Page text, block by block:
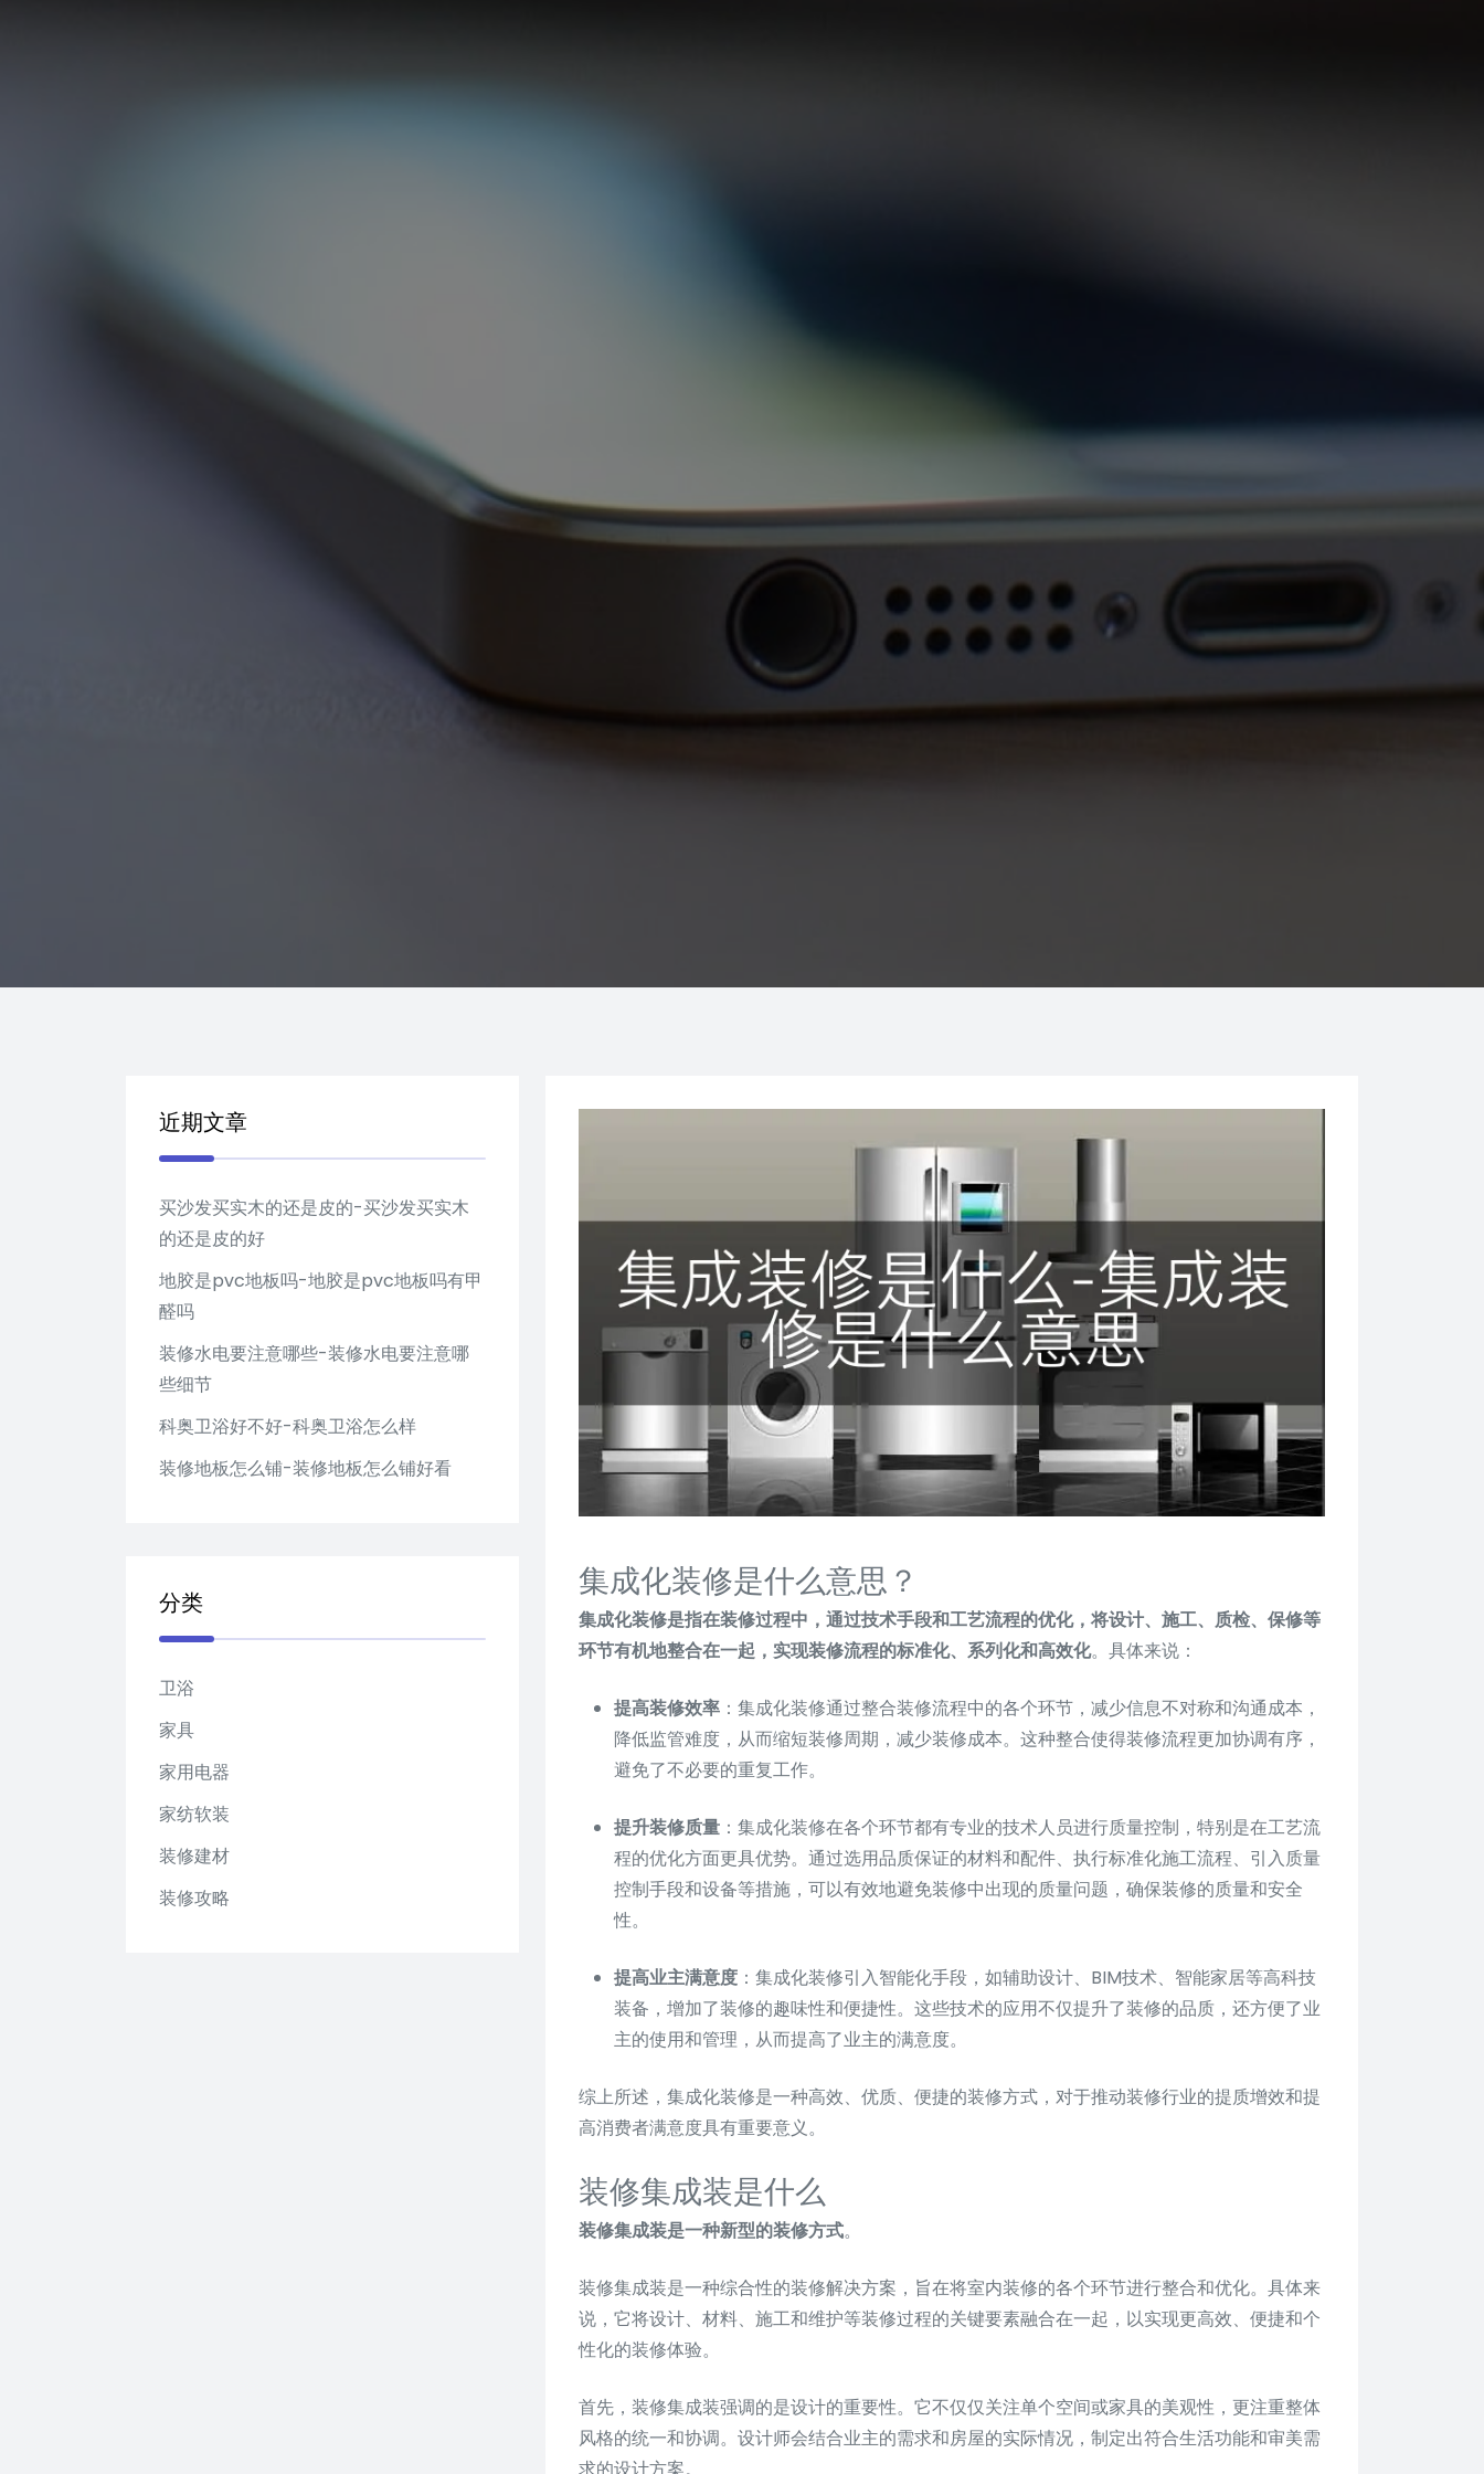
集成化装修是什么意思？
集成化装修是指在装修过程中，通过技术手段和工艺流程的优化，将设计、施工、质检、保修等
环节有机地整合在一起，实现装修流程的标准化、系列化和高效化。具体来说：
提高装修效率 ：集成化装修通过整合装修流程中的各个环节，减少信息不对称和沟通成本，
降低监管难度，从而缩短装修周期，减少装修成本。这种整合使得装修流程更加协调有序，
避免了不必要的重复工作。
提升装修质量 ：集成化装修在各个环节都有专业的技术人员进行质量控制，特别是在工艺流
程的优化方面更具优势。通过选用品质保证的材料和配件、执行标准化施工流程、引入质量
控制手段和设备等措施，可以有效地避免装修中出现的质量问题，确保装修的质量和安全
性。
提高业主满意度 ：集成化装修引入智能化手段，如辅助设计、BIM技术、智能家居等高科技
装备，增加了装修的趣味性和便捷性。这些技术的应用不仅提升了装修的品质，还方便了业
主的使用和管理，从而提高了业主的满意度。
综上所述，集成化装修是一种高效、优质、便捷的装修方式，对于推动装修行业的提质增效和提
高消费者满意度具有重要意义。
装修集成装是什么
装修集成装是一种新型的装修方式。
装修集成装是一种综合性的装修解决方案，旨在将室内装修的各个环节进行整合和优化。具体来
说，它将设计、材料、施工和维护等装修过程的关键要素融合在一起，以实现更高效、便捷和个
性化的装修体验。
首先，装修集成装强调的是设计的重要性。它不仅仅关注单个空间或家具的美观性，更注重整体
风格的统一和协调。设计师会结合业主的需求和房屋的实际情况，制定出符合生活功能和审美需
近期文章
买沙发买实木的还是皮的-买沙发买实木
的还是皮的好
地胶是pvc地板吗-地胶是pvc地板吗有甲
醛吗
装修水电要注意哪些-装修水电要注意哪
些细节
科奥卫浴好不好-科奥卫浴怎么样
装修地板怎么铺-装修地板怎么铺好看
分类
卫浴
家具
家用电器
家纺软装
装修建材
装修攻略